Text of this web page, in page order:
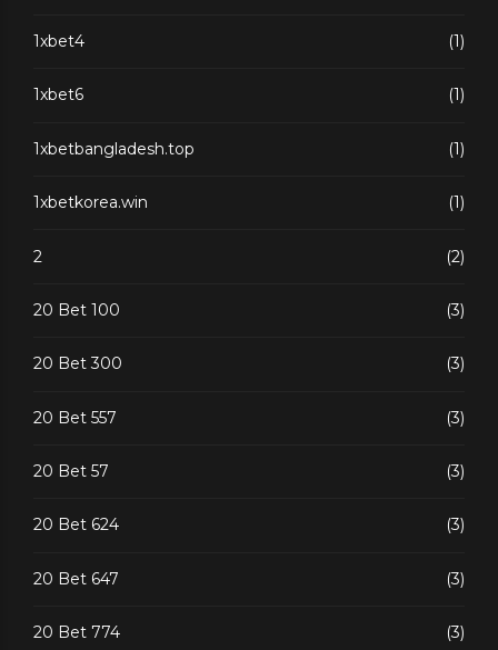
1xbet4 (1)
1xbet6 (1)
1xbetbangladesh.top (1)
1xbetkorea.win (1)
2 (2)
20 Bet 100 (3)
20 Bet 300 (3)
20 Bet 557 (3)
20 Bet 57 (3)
20 Bet 624 (3)
20 Bet 647 (3)
20 Bet 774 (3)